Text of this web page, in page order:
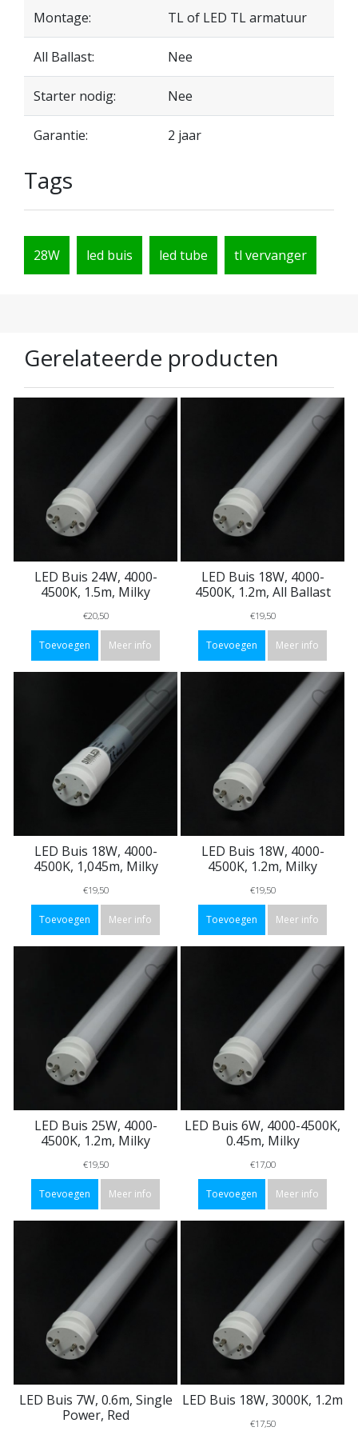
Montage: TL of LED TL armatuur
All Ballast: Nee
Starter nodig: Nee
Garantie: 2 jaar
Tags
28W led buis led tube tl vervanger
Gerelateerde producten
LED Buis 24W, 4000-
4500K, 1.5m, Milky
€20,50
Toevoegen Meer info
LED Buis 18W, 4000-
4500K, 1.2m, All Ballast
€19,50
Toevoegen Meer info
LED Buis 18W, 4000-
4500K, 1,045m, Milky
€19,50
Toevoegen Meer info
LED Buis 18W, 4000-
4500K, 1.2m, Milky
€19,50
Toevoegen Meer info
LED Buis 25W, 4000-
4500K, 1.2m, Milky
€19,50
Toevoegen Meer info
LED Buis 6W, 4000-4500K,
0.45m, Milky
€17,00
Toevoegen Meer info
LED Buis 7W, 0.6m, Single
Power, Red
LED Buis 18W, 3000K, 1.2m
€17,50